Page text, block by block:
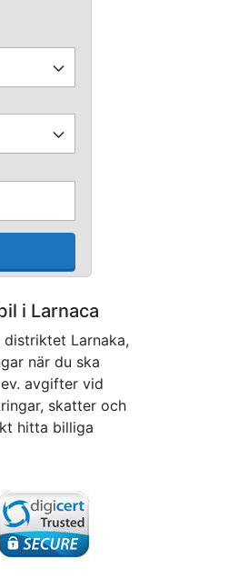
i Larnaca
Larnaka,
när du ska
avgifter vid
skatter och
hitta billiga